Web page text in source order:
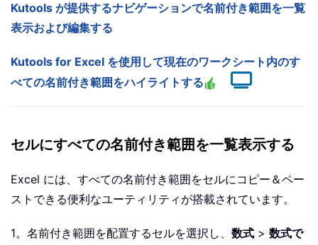
Kutools が提供するナビゲーションで名前付き範囲を一覧
表示および編集する
Kutools for Excel を使用して現在のワークシート内のす
べての名前付き範囲をハイライトする
セルにすべての名前付き範囲を一覧表示する
Excel には、すべての名前付き範囲をセルにコピー＆ペー
ストできる便利なユーティリティが搭載されています。
1。名前付き範囲を配置するセルを選択し、 数式 > 数式で